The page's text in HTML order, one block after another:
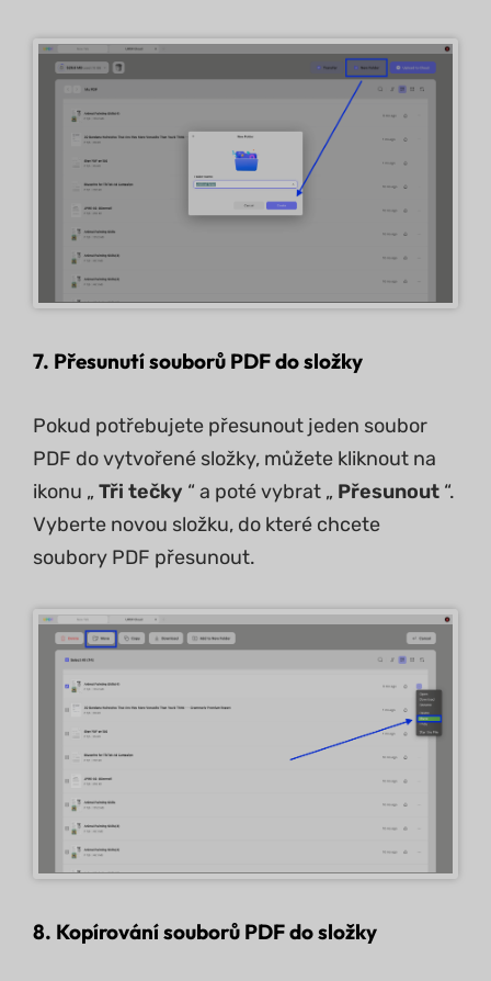
7. Přesunutí souborů PDF do složky
Pokud potřebujete přesunout jeden soubor
PDF do vytvořené složky, můžete kliknout na
ikonu „ Tři tečky “ a poté vybrat „ Přesunout “.
Vyberte novou složku, do které chcete
soubory PDF přesunout.
8. Kopírování souborů PDF do složky